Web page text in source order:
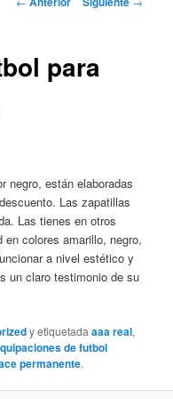
para
negro, están elaboradas
Las zapatillas
Las tienes en otros
colores amarillo, negro,
a nivel estético y
un claro testimonio de su
y etiquetadaaaa real,
de futbol
permanente.